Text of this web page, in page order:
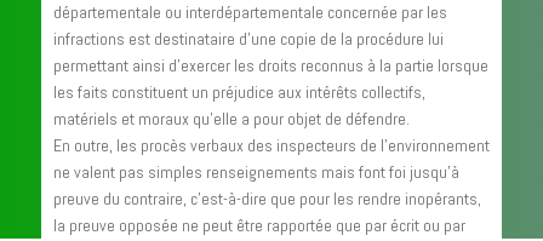
départementale ou interdépartementale concernée par les
infractions est destinataire d’une copie de la procédure lui
permettant ainsi d’exercer les droits reconnus à la partie lorsque
les faits constituent un préjudice aux intérêts collectifs,
matériels et moraux qu’elle a pour objet de défendre.
En outre, les procès verbaux des inspecteurs de l’environnement
ne valent pas simples renseignements mais font foi jusqu’à
preuve du contraire, c’est-à-dire que pour les rendre inopérants,
la preuve opposée ne peut être rapportée que par écrit ou par